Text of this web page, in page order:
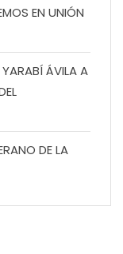
EN UNIÓN
ÁVILA A
DE LA